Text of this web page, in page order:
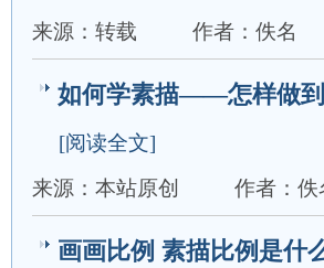
来源：转载
作者：佚名
如何学素描——怎样做
[阅读全文]
来源：本站原创
作者：佚
画画比例 素描比例是什